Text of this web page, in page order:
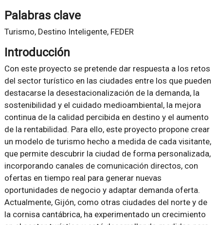
Palabras clave
Turismo, Destino Inteligente, FEDER
Introducción
Con este proyecto se pretende dar respuesta a los retos
del sector turístico en las ciudades entre los que pueden
destacarse la desestacionalización de la demanda, la
sostenibilidad y el cuidado medioambiental, la mejora
continua de la calidad percibida en destino y el aumento
de la rentabilidad. Para ello, este proyecto propone crear
un modelo de turismo hecho a medida de cada visitante,
que permite descubrir la ciudad de forma personalizada,
incorporando canales de comunicación directos, con
ofertas en tiempo real para generar nuevas
oportunidades de negocio y adaptar demanda oferta.
Actualmente, Gijón, como otras ciudades del norte y de
la cornisa cantábrica, ha experimentado un crecimiento